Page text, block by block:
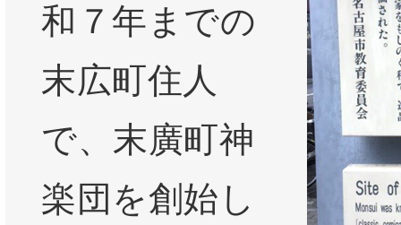
和７年までの
末広町住人
で、末廣町神
楽団を創始し